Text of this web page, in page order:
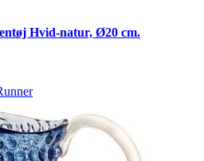
Hvid-natur, Ø20 cm.